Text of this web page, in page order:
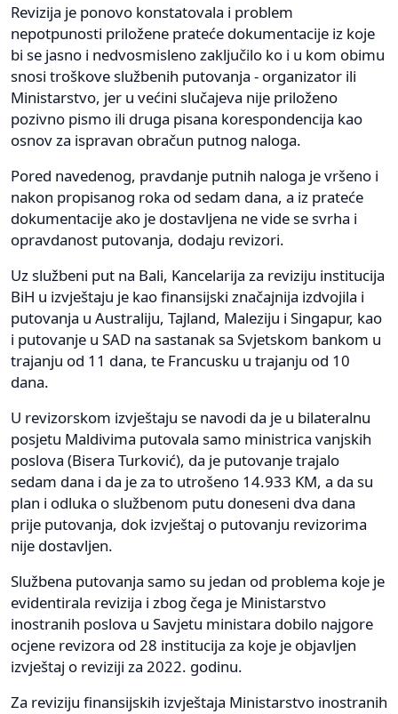
Revizija je ponovo konstatovala i problem
nepotpunosti priložene prateće dokumentacije iz koje
bi se jasno i nedvosmisleno zaključilo ko i u kom obimu
snosi troškove službenih putovanja - organizator ili
Ministarstvo, jer u većini slučajeva nije priloženo
pozivno pismo ili druga pisana korespondencija kao
osnov za ispravan obračun putnog naloga.
Pored navedenog, pravdanje putnih naloga je vršeno i
nakon propisanog roka od sedam dana, a iz prateće
dokumentacije ako je dostavljena ne vide se svrha i
opravdanost putovanja, dodaju revizori.
Uz službeni put na Bali, Kancelarija za reviziju institucija
BiH u izvještaju je kao finansijski značajnija izdvojila i
putovanja u Australiju, Tajland, Maleziju i Singapur, kao
i putovanje u SAD na sastanak sa Svjetskom bankom u
trajanju od 11 dana, te Francusku u trajanju od 10
dana.
U revizorskom izvještaju se navodi da je u bilateralnu
posjetu Maldivima putovala samo ministrica vanjskih
poslova (Bisera Turković), da je putovanje trajalo
sedam dana i da je za to utrošeno 14.933 KM, a da su
plan i odluka o službenom putu doneseni dva dana
prije putovanja, dok izvještaj o putovanju revizorima
nije dostavljen.
Službena putovanja samo su jedan od problema koje je
evidentirala revizija i zbog čega je Ministarstvo
inostranih poslova u Savjetu ministara dobilo najgore
ocjene revizora od 28 institucija za koje je objavljen
izvještaj o reviziji za 2022. godinu.
Za reviziju finansijskih izvještaja Ministarstvo inostranih